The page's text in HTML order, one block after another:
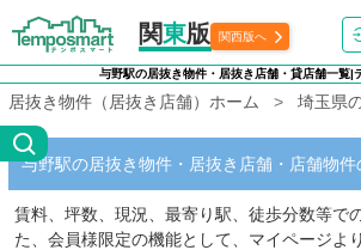
関東版 関西版へ
与野駅の居抜き物件・居抜き店舗・貸店舗一覧|
居抜き物件（居抜き店舗）ホーム 埼玉県
与野駅の居抜き物件・居抜き店舗・店舗物件
賃料、坪数、現況、最寄り駅、徒歩分数等で
た、会員様限定の機能として、マイページよ